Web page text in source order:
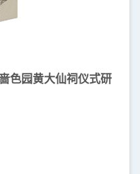
色园黄大仙祠仪式研